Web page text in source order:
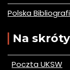
Polska
Na skróty
Poczta UKSW